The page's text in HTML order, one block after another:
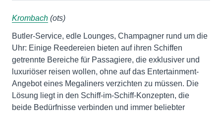
Krombach (ots)
Butler-Service, edle Lounges, Champagner rund um die
Uhr: Einige Reedereien bieten auf ihren Schiffen
getrennte Bereiche für Passagiere, die exklusiver und
luxuriöser reisen wollen, ohne auf das Entertainment-
Angebot eines Megaliners verzichten zu müssen. Die
Lösung liegt in den Schiff-im-Schiff-Konzepten, die
beide Bedürfnisse verbinden und immer beliebter